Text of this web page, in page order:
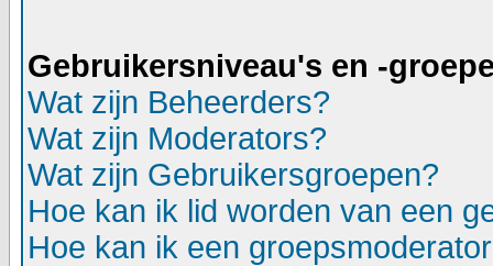
Gebruikersniveau's en -
Wat zijn Beheerders?
Wat zijn Moderators?
Wat zijn Gebruikersgroepen?
Hoe kan ik lid worden van een
Hoe kan ik een